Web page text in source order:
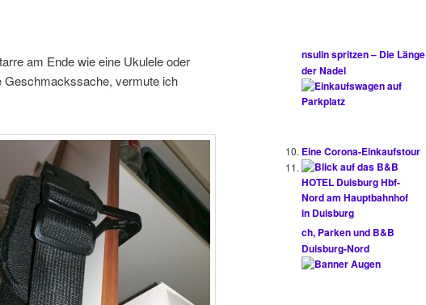
am Ende wie eine Ukulele oder
Geschmackssache, vermute ich
nsulin spritzen – Die Länge
der Nadel
Eine Corona-Einkaufstour
ch, Parken und B&B
Duisburg-Nord